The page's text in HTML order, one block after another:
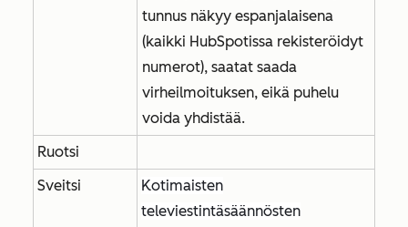
tunnus näkyy espanjalaisena
(kaikki HubSpotissa rekisteröidyt
numerot), saatat saada
virheilmoituksen, eikä puhelu
voida yhdistää.
Ruotsi
Sveitsi
Kotimaisten
televiestintäsäännösten